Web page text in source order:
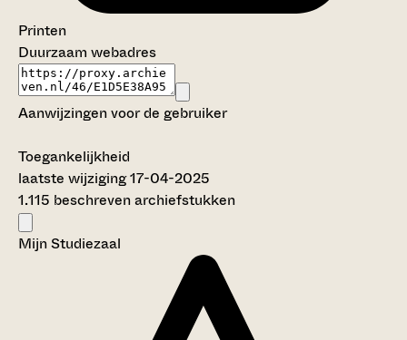
Printen
Duurzaam webadres
Aanwijzingen voor de gebruiker
Toegankelijkheid
laatste wijziging 17-04-2025
1.115 beschreven archiefstukken
Mijn Studiezaal